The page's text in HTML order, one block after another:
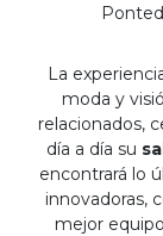
La
moda y
relacionados,
día a día su
encontrará lo
innovadoras,
mejor